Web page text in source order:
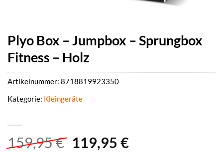
Plyo Box – Jumpbox – Sprungbox
Fitness – Holz
159,95€ Ursprünglicher
119,95 €Aktueller
Artikelnummer: 8718819923350
Kategorie: Kleingeräte